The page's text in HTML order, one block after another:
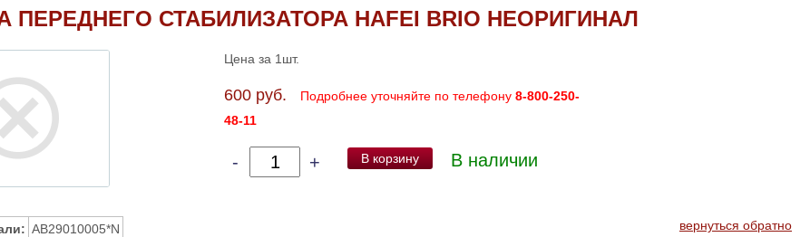
ПЕРЕДНЕГО СТАБИЛИЗАТОРА HAFEI BRIO НЕОРИГИНАЛ
Цена за 1шт.
600 руб. Подробнее уточняйте по телефону 8-800-250-
48-11
- + В корзину В наличии
AB29010005*N вернуться обратно